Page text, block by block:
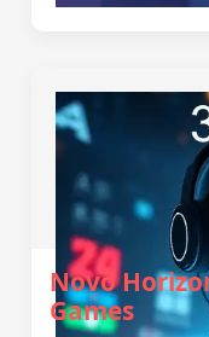
Novo
Games